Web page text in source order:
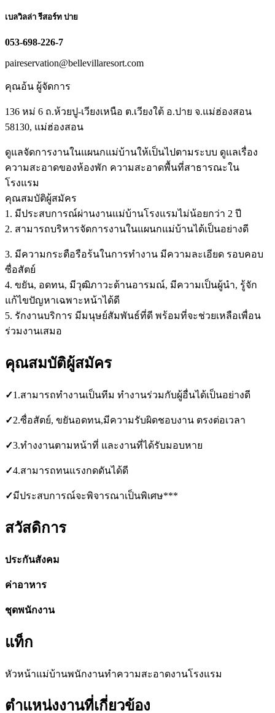
เบลวิลล่า รีสอร์ท ปาย
053-698-226-7
paireservation@bellevillaresort.com
คุณอ้น ผู้จัดการ
136 หม่ 6 ถ.ห้วยปู-เวียงเหนือ ต.เวียงใต้ อ.ปาย จ.แม่ฮ่องสอน
58130, แม่ฮ่องสอน
ดูแลจัดการงานในแผนกแม่บ้านให้เป็นไปตามระบบ ดูแลเรื่อง
ความสะอาดของห้องพัก ความสะอาดพื้นที่สาธารณะใน
โรงแรม
คุณสมบัติผู้สมัคร
1. มีประสบการณ์ผ่านงานแม่บ้านโรงแรมไม่น้อยกว่า 2 ปี
2. สามารถบริหารจัดการงานในแผนกแม่บ้านได้เป็นอย่างดี
3. มีความกระตือรือร้นในการทำงาน มีความละเอียด รอบคอบ
ซื่อสัตย์
4. ขยัน, อดทน, มีวุฒิภาวะด้านอารมณ์, มีความเป็นผู้นำ, รู้จัก
แก้ไขปัญหาเฉพาะหน้าได้ดี
5. รักงานบริการ มีมนุษย์สัมพันธ์ที่ดี พร้อมที่จะช่วยเหลือเพื่อน
ร่วมงานเสมอ
คุณสมบัติผู้สมัคร
✓1.สามารถทำงานเป็นทีม ทำงานร่วมกับผู้อื่นได้เป็นอย่างดี
✓2.ซื่อสัตย์, ขยันอดทน,มีความรับผิดชอบงาน ตรงต่อเวลา
✓3.ทำงงานตามหน้าที่ และงานที่ได้รับมอบหาย
✓4.สามารถทนแรงกดดันได้ดี
✓มีประสบการณ์จะพิจารณาเป็นพิเศษ***
สวัสดิการ
ประกันสังคม
ค่าอาหาร
ชุดพนักงาน
แท็ก
หัวหน้าแม่บ้านพนักงานทำความสะอาดงานโรงแรม
ตำแหน่งงานที่เกี่ยวข้อง